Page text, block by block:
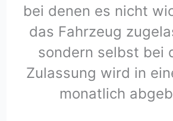
bei denen es nicht
das Fahrzeug
sondern selbst bei
Zulassung wird in
monatlich